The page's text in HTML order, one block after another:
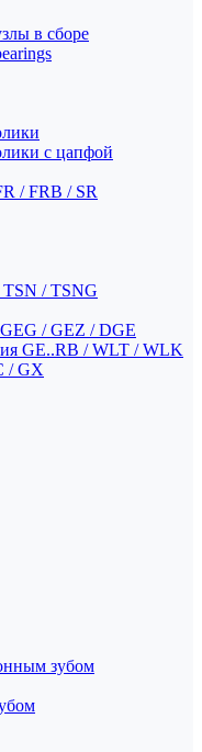
в сборе
с цапфой
/ FRB / SR
TSN / TSNG
/ GEZ / DGE
GE..RB / WLT / WLK
/ GX
зубом